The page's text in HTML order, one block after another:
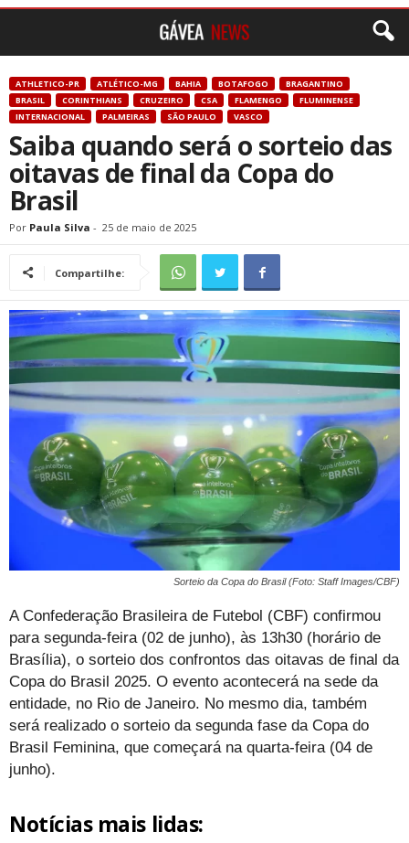
ATHLETICO-PR ATLÉTICO-MG BAHIA BOTAFOGO
BRAGANTINO
BRASIL
CORINTHIANS CRUZEIRO CSA FLAMENGO
FLUMINENSE
INTERNACIONAL
PALMEIRAS SÃO PAULO VASCO
Saiba quando será o sorteio das
oitavas de final da Copa do
Brasil
Por Paula Silva - 25 de maio de 2025
Compartilhe:
Sorteio da Copa do Brasil (Foto: Staff Images/CBF)
A Confederação Brasileira de Futebol (CBF) confirmou
para segunda-feira (02 de junho), às 13h30 (horário de
Brasília), o sorteio dos confrontos das oitavas de final da
Copa do Brasil 2025. O evento acontecerá na sede da
entidade, no Rio de Janeiro. No mesmo dia, também
será realizado o sorteio da segunda fase da Copa do
Brasil Feminina, que começará na quarta-feira (04 de
junho).
Notícias mais lidas: